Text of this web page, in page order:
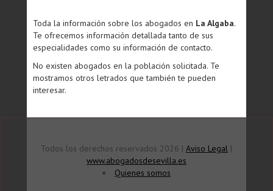
Toda la información sobre los abogados en La Algaba.
Te ofrecemos información detallada tanto de sus
especialidades como su información de contacto.
No existen abogados en la población solicitada. Te
mostramos otros letrados que también te pueden
interesar.
Todos los derechos reservados 2026 | Aviso Legal |
www.abogadosdesevilla.es
Quienes somos